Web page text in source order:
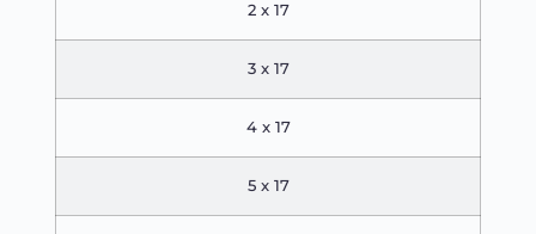
2 x 17
3 x 17
4 x 17
5 x 17